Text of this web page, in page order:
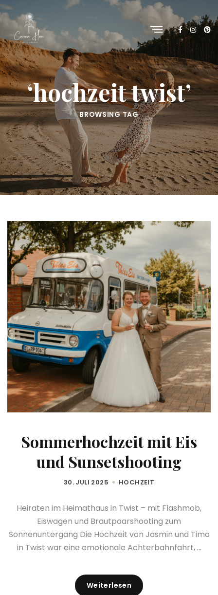
‘hochzeit twist’
BROWSING TAG
Sommerhochzeit mit Eis
und Sunsetshooting
30. JULI 2025 HOCHZEIT
Heiraten im Heimathaus in Twist – mit Flashmob,
Eiswagen und Brautpaarshooting zum
Sonnenuntergang Die Hochzeit von Jasmin und Timo
in Twist war eine emotionale Achterbahnfahrt, ...
Weiterlesen